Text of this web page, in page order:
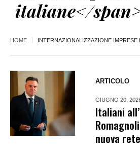
italiane</
HOME INTERNAZIONALIZZAZIONE IMPRESE
ARTICOLO
GIUGNO 20,
Italiani
nuova